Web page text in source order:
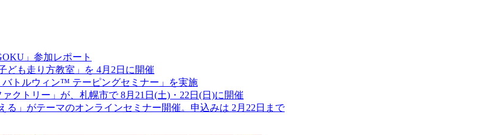
」参加レポート
ども走り方教室」を 4月2日に開催
トルウィン™ テーピングセミナー」を実施
クトリー」が、札幌市で 8月21日(土)・22日(日)に開催
」がテーマのオンラインセミナー開催。申込みは 2月22日まで